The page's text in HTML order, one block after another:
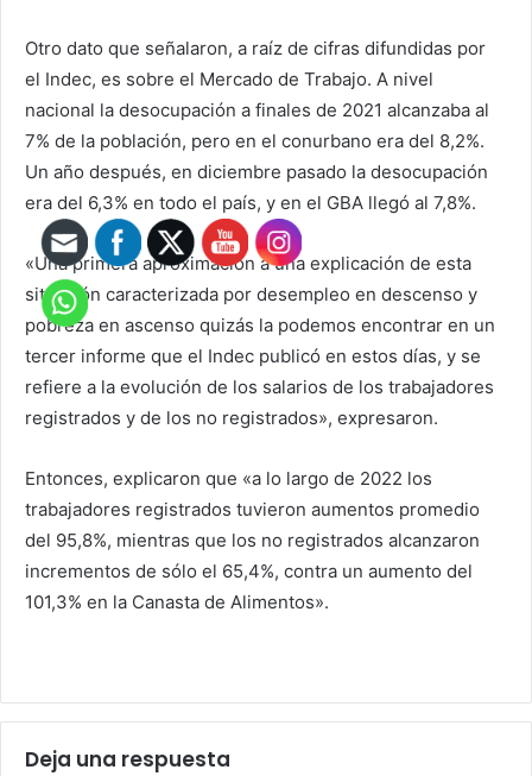
Otro dato que señalaron, a raíz de cifras difundidas por
el Indec, es sobre el Mercado de Trabajo. A nivel
nacional la desocupación a finales de 2021 alcanzaba al
7% de la población, pero en el conurbano era del 8,2%.
Un año después, en diciembre pasado la desocupación
era del 6,3% en todo el país, y en el GBA llegó al 7,8%.
«Una primera aproximación a una explicación de esta
situación caracterizada por desempleo en descenso y
pobreza en ascenso quizás la podemos encontrar en un
tercer informe que el Indec publicó en estos días, y se
refiere a la evolución de los salarios de los trabajadores
registrados y de los no registrados», expresaron.
Entonces, explicaron que «a lo largo de 2022 los
trabajadores registrados tuvieron aumentos promedio
del 95,8%, mientras que los no registrados alcanzaron
incrementos de sólo el 65,4%, contra un aumento del
101,3% en la Canasta de Alimentos».
Deja una respuesta